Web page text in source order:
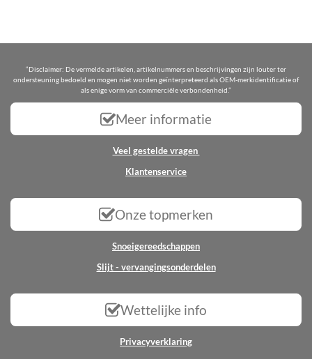
“Disclaimer: De vermelde artikelen, artikelnummers en beschrijvingen zijn louter ter
ondersteuning bedoeld en mogen niet worden geïnterpreteerd als OEM-merkidentificatie of
als enige vorm van commerciële verbondenheid.”
Meer informatie
Veel gestelde vragen
Klantenservice
Onze topmerken
Snoeigereedschappen
Slijt - vervangingsonderdelen
Wettelijke info
Privacyverklaring